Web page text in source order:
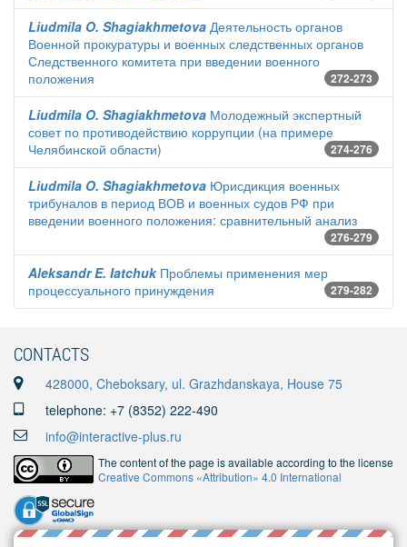
Liudmila O. Shagiakhmetova Деятельность органов
Военной прокуратуры и военных следственных органов
Следственного комитета при введении военного
положения
272-273
Liudmila O. Shagiakhmetova Молодежный экспертный
совет по противодействию коррупции (на примере
Челябинской области)
274-276
Liudmila O. Shagiakhmetova Юрисдикция военных
трибуналов в период ВОВ и военных судов РФ при
введении военного положения: сравнительный анализ
276-279
Aleksandr E. IatchukПроблемы применения мер
процессуального принуждения
279-282
CONTACTS
428000, Cheboksary, ul. Grazhdanskaya, House 75
telephone: +7 (8352) 222-490
info@interactive-plus.ru
The content of the page is available according to the license
Creative Commons «Attribution» 4.0 International